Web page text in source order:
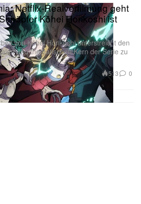
Netflix-Realverfilmung geht
Kōhei Horikoshi ist
von Kōhei Horikoshi unterstreicht den
und thematischen Kern der Serie zu
513 0